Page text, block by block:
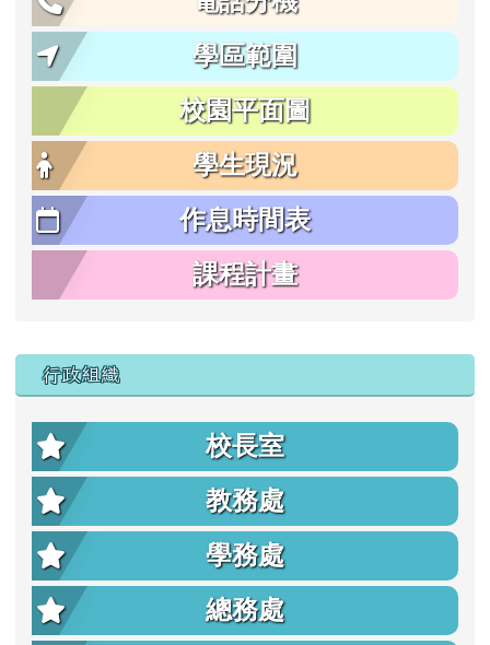
學區範圍
校園平面圖
學生現況
作息時間表
課程計畫
行政組織
校長室
教務處
學務處
總務處